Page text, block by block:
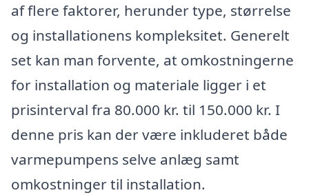
af flere faktorer, herunder type, størrelse
og installationens kompleksitet. Generelt
set kan man forvente, at omkostningerne
for installation og materiale ligger i et
prisinterval fra 80.000 kr. til 150.000 kr. I
denne pris kan der være inkluderet både
varmepumpens selve anlæg samt
omkostninger til installation.